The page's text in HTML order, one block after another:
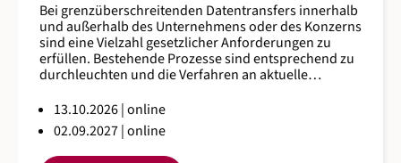
Bei grenzüberschreitenden Datentransfers innerhalb
und außerhalb des Unternehmens oder des Konzerns
sind eine Vielzahl gesetzlicher Anforderungen zu
erfüllen. Bestehende Prozesse sind entsprechend zu
durchleuchten und die Verfahren an aktuelle
DS-GVO sowie ggf. bestehende nationale Regularien
haben hierbei einen wesentlichen Einfluss auf die
gewählte Unternehmensstrategie sowie die operative
Umsetzung gesetzlicher Vorgaben. Im Rahmen des
13.10.2026 | online
02.09.2027 | online